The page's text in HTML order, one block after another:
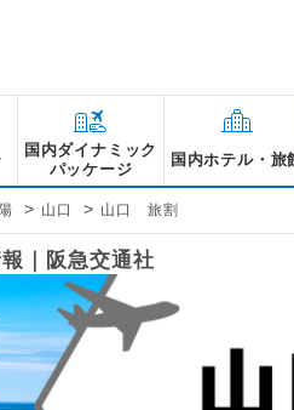
国内ダイナミック
パッケージ
国内ホテル・旅
> 山口 > 山口 旅割
｜阪急交通社